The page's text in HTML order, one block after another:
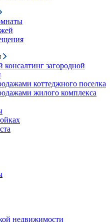
консалтинг загородной
коттеджного поселка
жилого комплекса
недвижимости